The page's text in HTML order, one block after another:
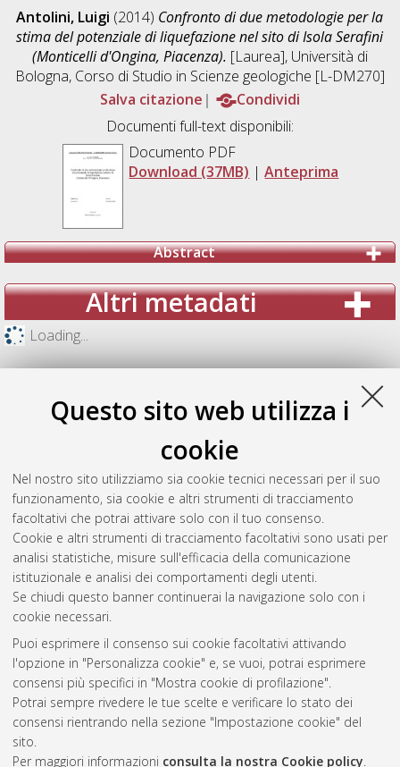
Questo sito web utilizza i
cookie
Nel nostro sito utilizziamo sia cookie tecnici necessari per il suo
funzionamento, sia cookie e altri strumenti di tracciamento
facoltativi che potrai attivare solo con il tuo consenso.
Cookie e altri strumenti di tracciamento facoltativi sono usati per
analisi statistiche, misure sull'efficacia della comunicazione
istituzionale e analisi dei comportamenti degli utenti.
Se chiudi questo banner continuerai la navigazione solo con i
cookie necessari.
Puoi esprimere il consenso sui cookie facoltativi attivando
l'opzione in "Personalizza cookie" e, se vuoi, potrai esprimere
consensi più specifici in "Mostra cookie di profilazione".
Potrai sempre rivedere le tue scelte e verificare lo stato dei
consensi rientrando nella sezione "Impostazione cookie" del
sito.
Per maggiori informazioni consulta la nostra Cookie policy.
Antolini, Luigi (2014) Confronto di due metodologie per la
stima del potenziale di liquefazione nel sito di Isola Serafini
(Monticelli d'Ongina, Piacenza). [Laurea], Università di
Bologna, Corso di Studio in Scienze geologiche [L-DM270]
Salva citazione
Condividi
Documenti full-text disponibili:
Documento PDF
Download (37MB) |Anteprima
Abstract
Altri metadati
Loading...
Gestione del documento:
Atom
Rss 1.0
Rss 2.0
AMS Laurea